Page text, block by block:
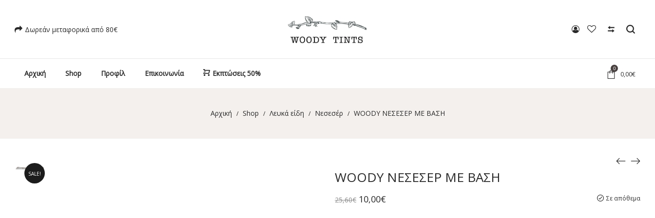
Δωρεάν μεταφορικά από 80€
Αρχική Shop Προφίλ Επικοινωνία Εκπτώσεις 50%
0
0,00€
Αρχική / Shop / Λευκά είδη / Νεσεσέρ / WOODY ΝΕΣΕΣΕΡ ΜΕ ΒΑΣΗ
SALE! WOODY ΝΕΣΕΣΕΡ ΜΕ ΒΑΣΗ
Σε απόθεμα
25,60€ Original
price
10,00€